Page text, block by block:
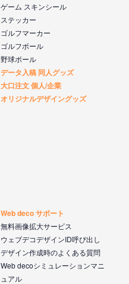
ゲーム スキンシール
ステッカー
ゴルフマーカー
ゴルフボール
野球ボール
データ入稿 同人グッズ
大口注文 個人/企業
オリジナルデザイングッズ
Web deco サポート
無料画像拡大サービス
ウェブデコデザインID呼び出し
デザイン作成時のよくある質問
Web decoシミュレーションマニ
ュアル